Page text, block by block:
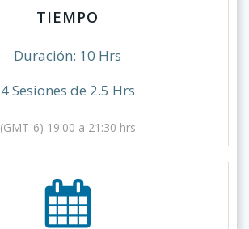
TIEMPO
Duración: 10 Hrs
4 Sesiones de 2.5 Hrs
(GMT-6) 19:00 a 21:30 hrs